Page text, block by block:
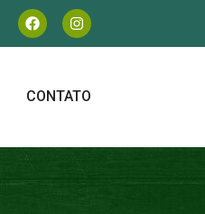
CONTATO